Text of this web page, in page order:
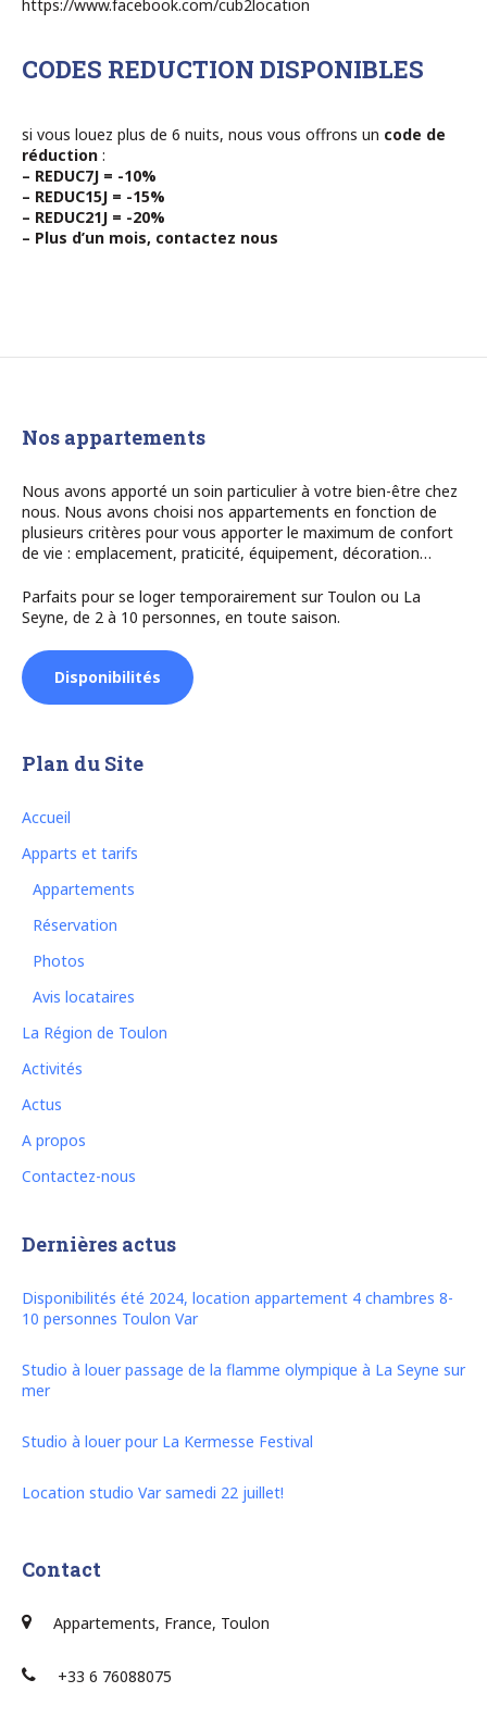
https://www.facebook.com/cub2location
CODES REDUCTION DISPONIBLES
si vous louez plus de 6 nuits, nous vous offrons un code de
réduction :
– REDUC7J = -10%
– REDUC15J = -15%
– REDUC21J = -20%
– Plus d’un mois, contactez nous
Nos appartements
Nous avons apporté un soin particulier à votre bien-être chez
nous. Nous avons choisi nos appartements en fonction de
plusieurs critères pour vous apporter le maximum de confort
de vie : emplacement, praticité, équipement, décoration…
Parfaits pour se loger temporairement sur Toulon ou La
Seyne, de 2 à 10 personnes, en toute saison.
Disponibilités
Plan du Site
Accueil
Apparts et tarifs
Appartements
Réservation
Photos
Avis locataires
La Région de Toulon
Activités
Actus
A propos
Contactez-nous
Dernières actus
Disponibilités été 2024, location appartement 4 chambres 8-
10 personnes Toulon Var
Studio à louer passage de la flamme olympique à La Seyne sur
mer
Studio à louer pour La Kermesse Festival
Location studio Var samedi 22 juillet!
Contact
Appartements, France, Toulon
+33 6 76088075